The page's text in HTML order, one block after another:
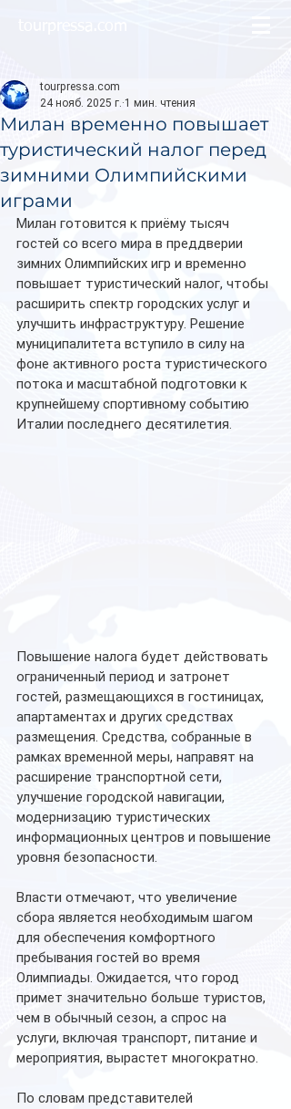
Милан временно повышает
туристический налог перед
зимними Олимпийскими
играми
tourpressa.com
24 нояб. 2025 г. 1 мин. чтения
Милан готовится к приёму тысяч
гостей со всего мира в преддверии
зимних Олимпийских игр и временно
повышает туристический налог, чтобы
расширить спектр городских услуг и
улучшить инфраструктуру. Решение
муниципалитета вступило в силу на
фоне активного роста туристического
потока и масштабной подготовки к
крупнейшему спортивному событию
Италии последнего десятилетия.
Повышение налога будет действовать
ограниченный период и затронет
гостей, размещающихся в гостиницах,
апартаментах и других средствах
размещения. Средства, собранные в
рамках временной меры, направят на
расширение транспортной сети,
улучшение городской навигации,
модернизацию туристических
информационных центров и повышение
уровня безопасности.
Власти отмечают, что увеличение
сбора является необходимым шагом
для обеспечения комфортного
пребывания гостей во время
Олимпиады. Ожидается, что город
примет значительно больше туристов,
чем в обычный сезон, а спрос на
услуги, включая транспорт, питание и
мероприятия, вырастет многократно.
По словам представителей